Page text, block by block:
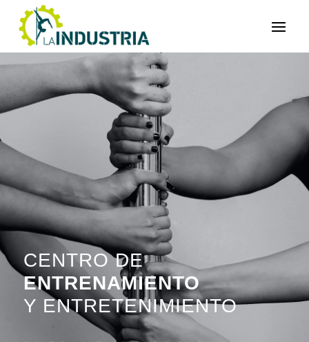
CENTRO DE
ENTRENAMIENTO
Y ENTRETENIMIENTO